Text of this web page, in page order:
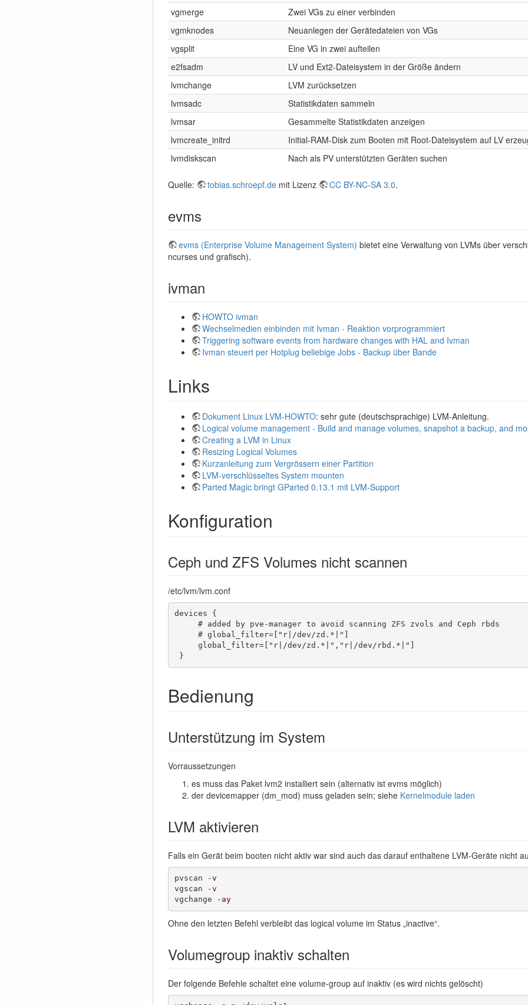
vgmerge
Zwei VGs zu einer verbinden
vgmknodes
Neuanlegen der Gerätedateien von VGs
vgsplit
Eine VG in zwei aufteilen
e2fsadm
LV und Ext2-Dateisystem in der Größe ändern
lvmchange
LVM zurücksetzen
lvmsadc
Statistikdaten sammeln
lvmsar
Gesammelte Statistikdaten anzeigen
lvmcreate_initrd
Initial-RAM-Disk zum Booten mit Root-Dateisystem auf LV
lvmdiskscan
Nach als PV unterstützten Geräten suchen
Quelle: tobias.schroepf.de mit Lizenz CC BY-NC-SA 3.0.
evms
evms (Enterprise Volume Management System) bietet eine Verwaltung von LVMs über
ncurses und grafisch).
ivman
HOWTO ivman
Wechselmedien einbinden mit Ivman - Reaktion vorprogrammiert
Triggering software events from hardware changes with HAL and Ivman
Ivman steuert per Hotplug beliebige Jobs - Backup über Bande
Links
Dokument Linux LVM-HOWTO: sehr gute (deutschsprachige) LVM-Anleitung.
Logical volume management - Build and manage volumes, snapshot a backup, and
Creating a LVM in Linux
Resizing Logical Volumes
Kurzanleitung zum Vergrössern einer Partition
LVM-verschlüsseltes System mounten
Parted Magic bringt GParted 0.13.1 mit LVM-Support
Konfiguration
Ceph und ZFS Volumes nicht scannen
/etc/lvm/lvm.conf
devices {
     # added by pve-manager to avoid scanning ZFS zvols and Ceph rbds
     # global_filter=["r|/dev/zd.*|"]
     global_filter=["r|/dev/zd.*|","r|/dev/rbd.*|"]
}
Bedienung
Unterstützung im System
Vorraussetzungen
es muss das Paket lvm2 installiert sein (alternativ ist evms möglich)
der devicemapper (dm_mod) muss geladen sein; siehe Kernelmodule laden
LVM aktivieren
Falls ein Gerät beim booten nicht aktiv war sind auch das darauf enthaltene LVM-Geräte nicht
pvscan
-v
vgscan
-v
vgchange
-ay
Ohne den letzten Befehl verbleibt das logical volume im Status „inactive“.
Volumegroup inaktiv schalten
Der folgende Befehle schaltet eine volume-group auf inaktiv (es wird nichts gelöscht)